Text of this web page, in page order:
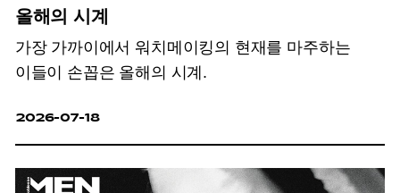
올해의 시계
가장 가까이에서 워치메이킹의 현재를 마주하는
이들이 손꼽은 올해의 시계.
2026-07-18